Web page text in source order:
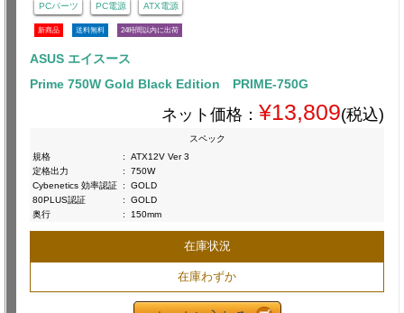
PCパーツ PC電源 ATX電源
新商品 送料無料 24時間以内に出荷
ASUS エイスース
Prime 750W Gold Black Edition PRIME-750G
ネット価格： ¥13,809(税込)
スペック
規格
:
ATX12V Ver 3
定格出力
:
750W
Cybenetics 効率認証 :
GOLD
80PLUS認証
:
GOLD
奥行
: 150mm
在庫状況
在庫わずか